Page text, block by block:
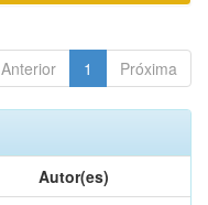
Anterior 1 Próxima
Autor(es)